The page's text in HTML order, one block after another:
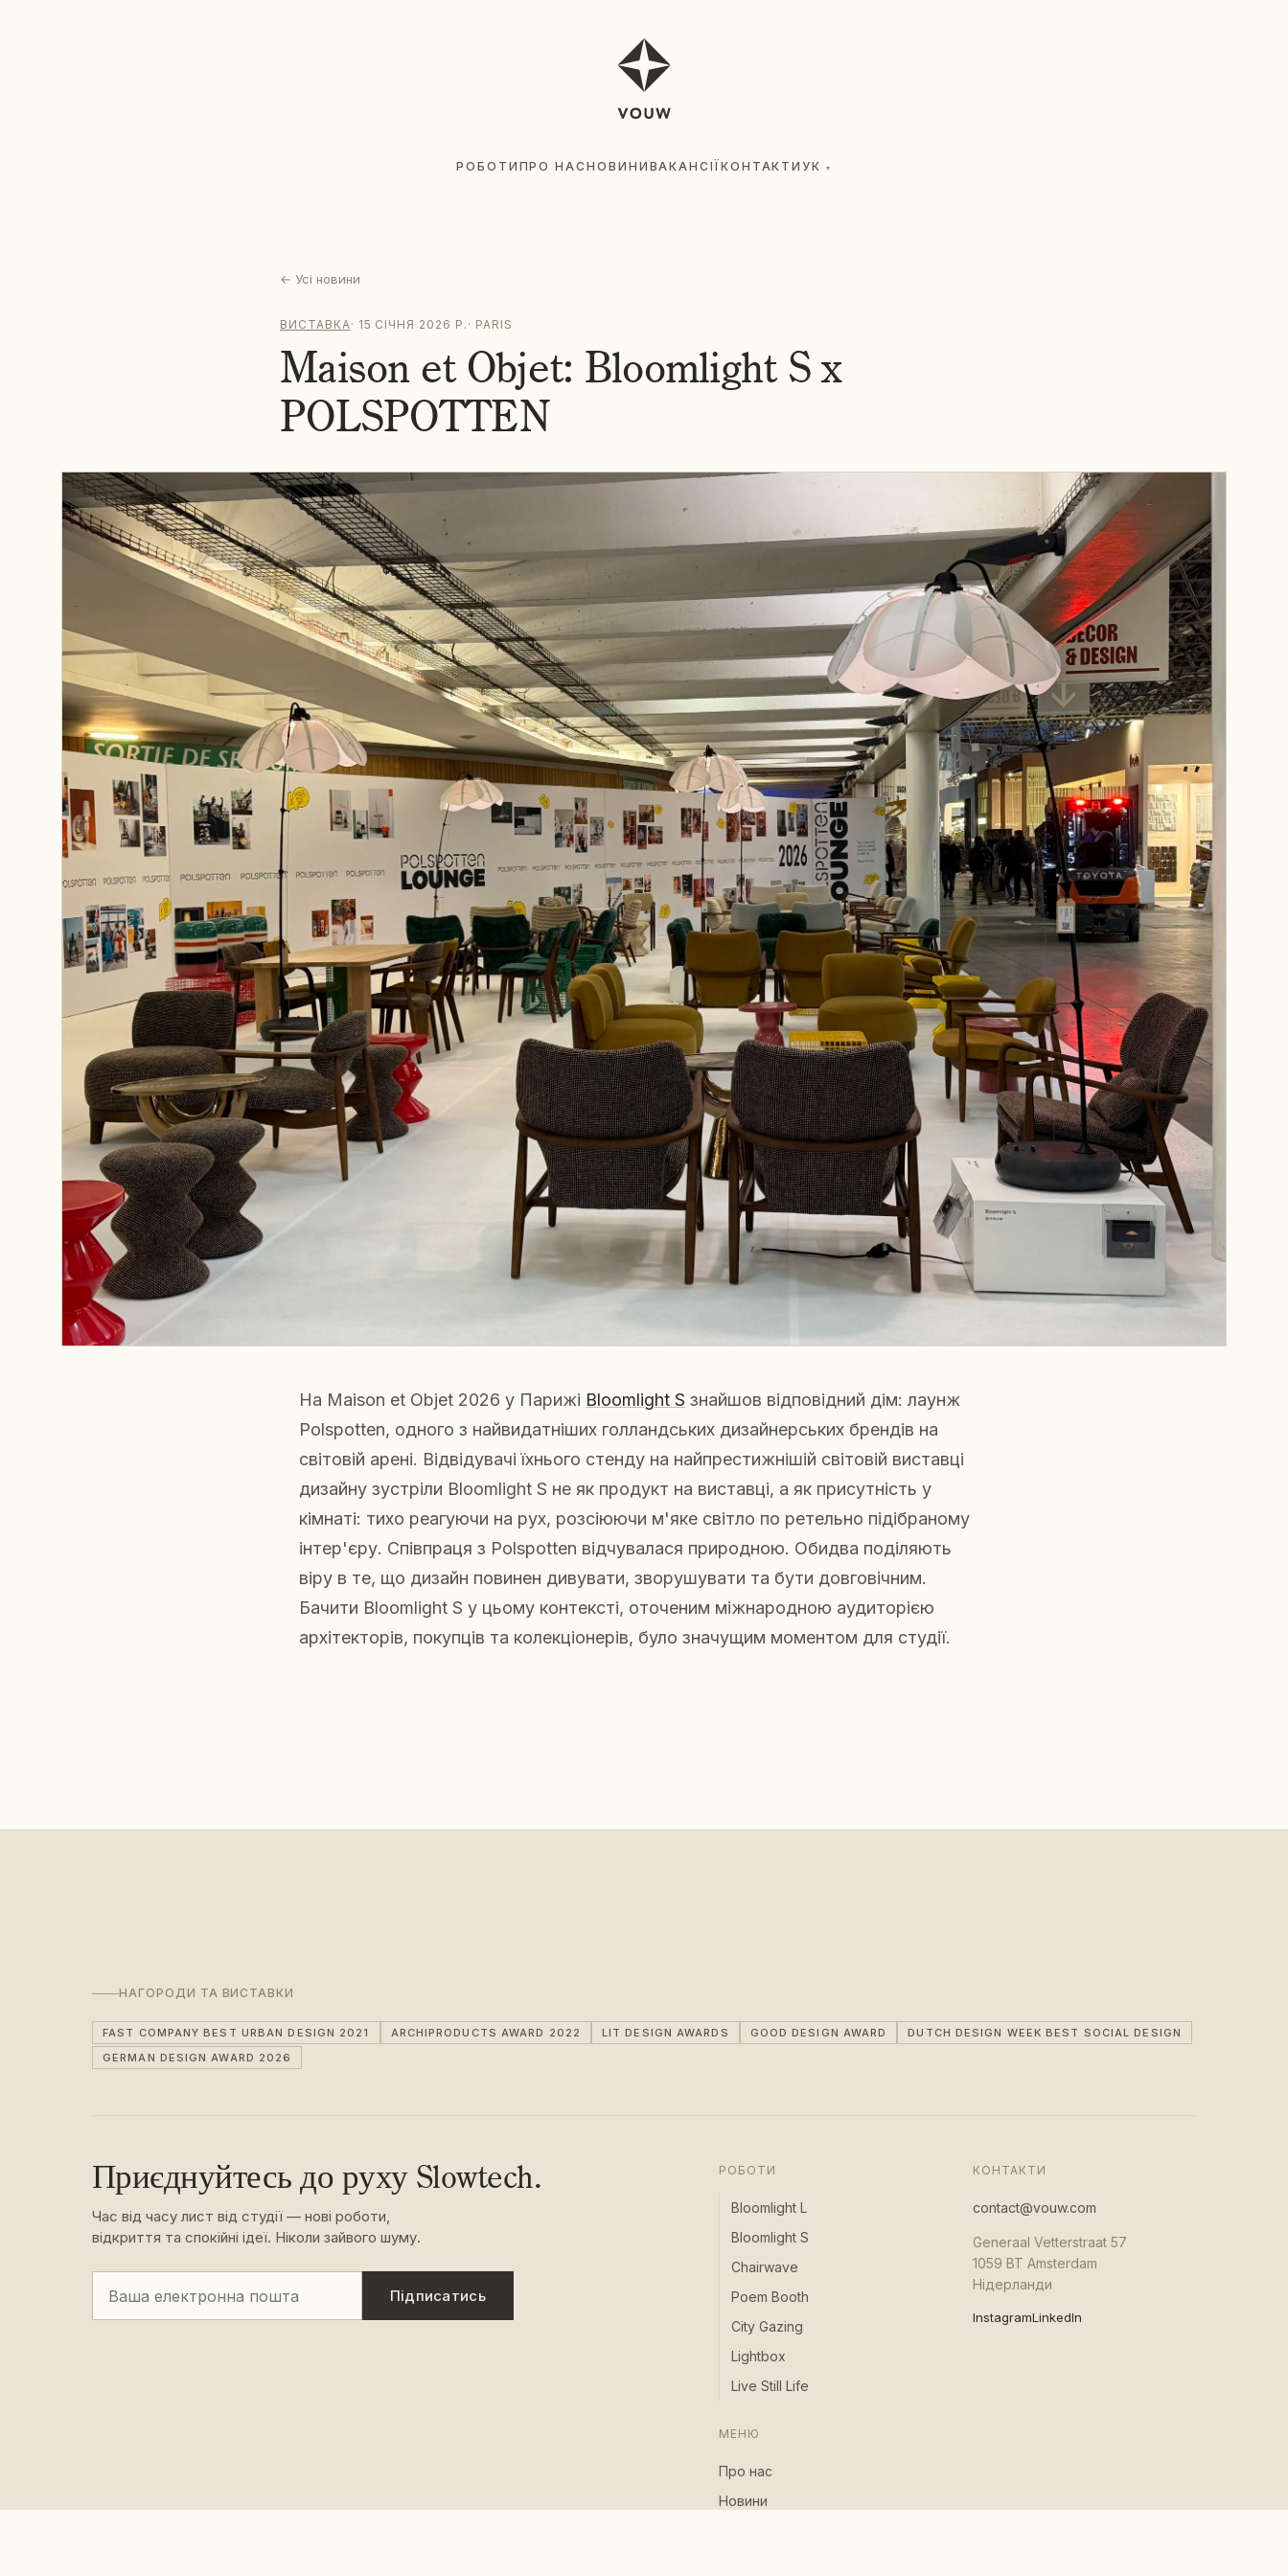
РОБОТИ ПРО НАС НОВИНИ ВАКАНСІЇ КОНТАКТИ УК ▾
← Усі новини
ВИСТАВКА· 15 СІЧНЯ 2026 Р. · PARIS
Maison et Objet: Bloomlight S x
POLSPOTTEN
На Maison et Objet 2026 у Парижі Bloomlight S знайшов відповідний дім: лаунж
Polspotten, одного з найвидатніших голландських дизайнерських брендів на
світовій арені. Відвідувачі їхнього стенду на найпрестижнішій світовій виставці
дизайну зустріли Bloomlight S не як продукт на виставці, а як присутність у
кімнаті: тихо реагуючи на рух, розсіюючи м'яке світло по ретельно підібраному
інтер'єру. Співпраця з Polspotten відчувалася природною. Обидва поділяють
віру в те, що дизайн повинен дивувати, зворушувати та бути довговічним.
Бачити Bloomlight S у цьому контексті, оточеним міжнародною аудиторією
архітекторів, покупців та колекціонерів, було значущим моментом для студії.
НАГОРОДИ ТА ВИСТАВКИ
FAST COMPANY BEST URBAN DESIGN 2021 ARCHIPRODUCTS AWARD 2022 LIT DESIGN AWARDS GOOD DESIGN AWARD
DUTCH DESIGN WEEK BEST SOCIAL DESIGN
GERMAN DESIGN AWARD 2026
Приєднуйтесь до руху Slowtech.
Час від часу лист від студії — нові роботи,
відкриття та спокійні ідеї. Ніколи зайвого шуму.
Підписатись
РОБОТИ
Bloomlight L
Bloomlight S
Chairwave
Poem Booth
City Gazing
Lightbox
Live Still Life
МЕНЮ
Про нас
Новини
КОНТАКТИ
contact@vouw.com
Generaal Vetterstraat 57
1059 BT Amsterdam
Нідерланди
InstagramLinkedIn